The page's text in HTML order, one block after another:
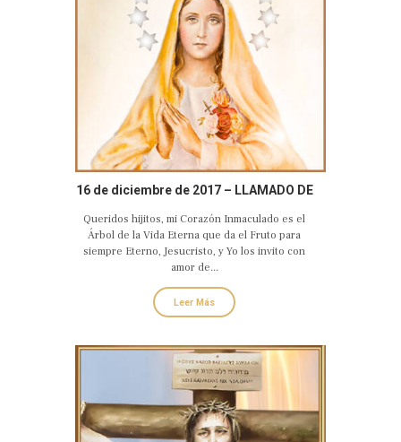
16 de diciembre de 2017 – LLAMADO DE
DOLOROSO E INMACULADO DE MARÍA
Queridos hijitos, mi Corazón Inmaculado es el
Árbol de la Vida Eterna que da el Fruto para
siempre Eterno, Jesucristo, y Yo los invito con
amor de...
Leer Más